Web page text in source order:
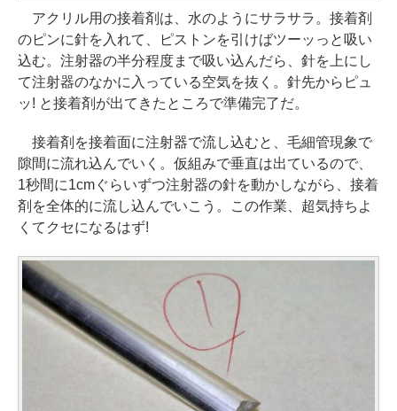
アクリル用の接着剤は、水のようにサラサラ。接着剤
のピンに針を入れて、ピストンを引けばツーッっと吸い
込む。注射器の半分程度まで吸い込んだら、針を上にし
て注射器のなかに入っている空気を抜く。針先からピュ
ッ! と接着剤が出てきたところで準備完了だ。
接着剤を接着面に注射器で流し込むと、毛細管現象で
隙間に流れ込んでいく。仮組みで垂直は出ているので、
1秒間に1cmぐらいずつ注射器の針を動かしながら、接着
剤を全体的に流し込んでいこう。この作業、超気持ちよ
くてクセになるはず!